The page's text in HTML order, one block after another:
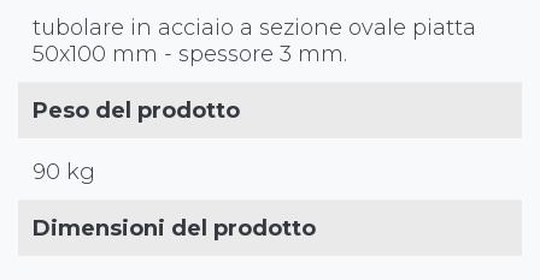
tubolare in acciaio a sezione ovale piatta
50x100 mm - spessore 3 mm.
Peso del prodotto
90 kg
Dimensioni del prodotto